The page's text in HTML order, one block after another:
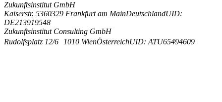
Zukunftsinstitut GmbH
Kaiserstr. 5360329 Frankfurt am MainDeutschlandUID:
DE213919548
Zukunftsinstitut Consulting GmbH
Rudolfsplatz 12/6
1010 WienÖsterreichUID: ATU65494609